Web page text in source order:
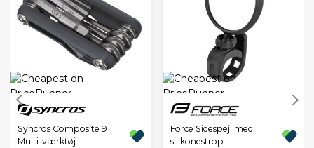
Syncros Composite 9
Multi-værktøj
Force Sidespejl med
silikonestrop